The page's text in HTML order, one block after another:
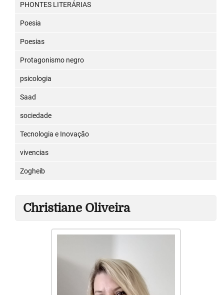
PHONTES LITERÁRIAS
Poesia
Poesias
Protagonismo negro
psicologia
Saad
sociedade
Tecnologia e Inovação
vivencias
Zogheib
Christiane Oliveira